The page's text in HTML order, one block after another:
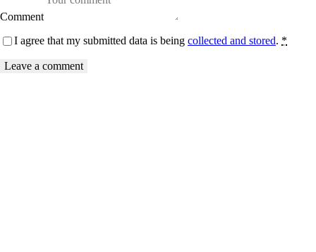
Comment
I agree that my submitted data is being collected and stored. *